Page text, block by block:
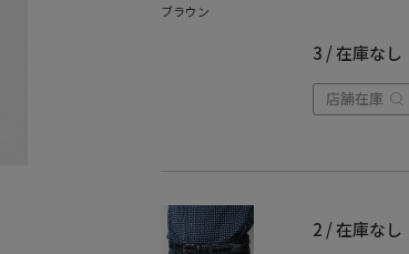
ブラウン
3 / 在庫なし
店舗在庫
2 / 在庫なし